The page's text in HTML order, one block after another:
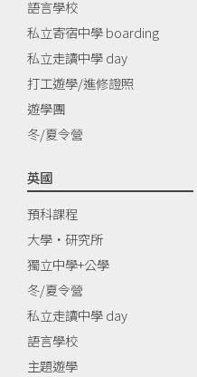
語言學校
私立寄宿中學 boarding
私立走讀中學 day
打工遊學/進修證照
遊學團
冬/夏令營
英國
預科課程
大學‧研究所
獨立中學+公學
冬/夏令營
私立走讀中學 day
語言學校
主題遊學